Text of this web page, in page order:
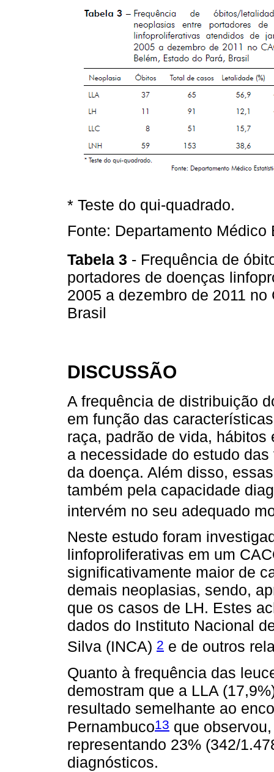
* Teste do qui-quadrado.
Fonte: Departamento
Tabela 3 - Frequência de
portadores de doenças
2005 a dezembro de 2011
Brasil
DISCUSSÃO
A frequência de distribuição
em função das
raça, padrão de vida,
a necessidade do estudo
da doença. Além disso,
também pela capacidade
intervém no seu adequado
Neste estudo foram
linfoproliferativas em um
significativamente maior de
demais neoplasias, sendo,
que os casos de LH. Estes
dados do Instituto Nacional
Silva (INCA) 2 e de outros
Quanto à frequência das
demostram que a LLA
resultado semelhante ao
Pernambuco13 que
representando 23% (342/
diagnósticos.